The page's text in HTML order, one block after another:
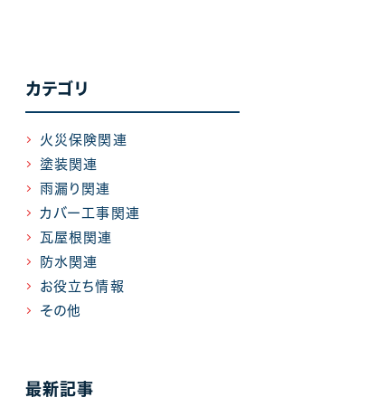
カテゴリ
火災保険関連
塗装関連
雨漏り関連
カバー工事関連
瓦屋根関連
防水関連
お役立ち情報
その他
最新記事